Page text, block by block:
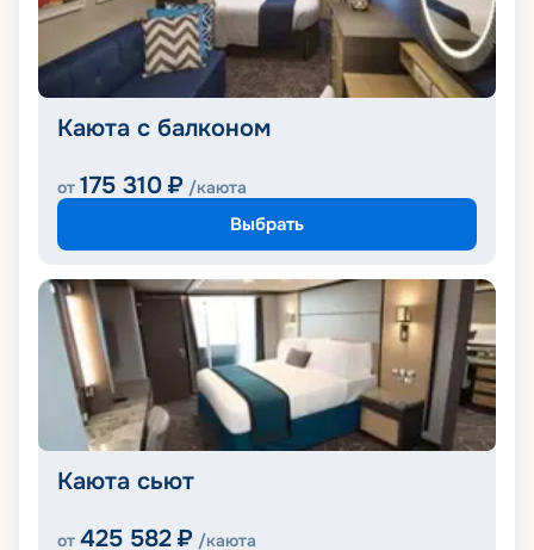
Каюта с балконом
от 175 310 ₽ /каюта
Выбрать
Каюта сьют
от 425 582 ₽ /каюта